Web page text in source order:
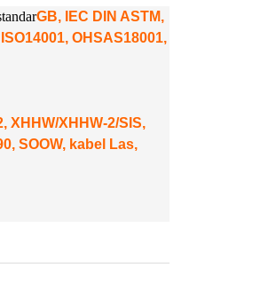
GB, IEC DIN ASTM,
ISO14001, OHSAS18001,
XHHW/XHHW-2/SIS,
SOOW, kabel Las,